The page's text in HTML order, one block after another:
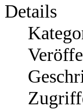
Details